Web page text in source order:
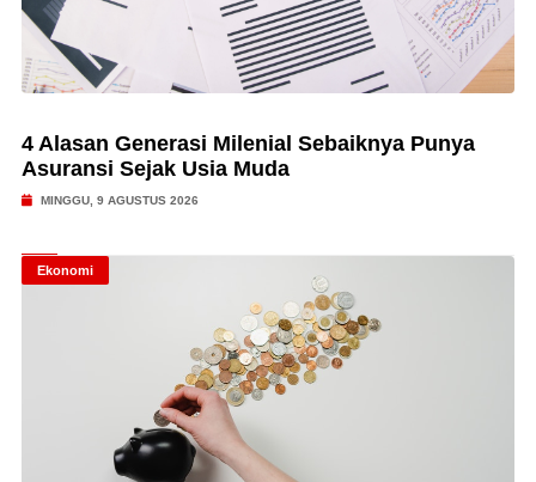
4 Alasan Generasi Milenial Sebaiknya Punya
Asuransi Sejak Usia Muda
MINGGU, 9 AGUSTUS 2026
Ekonomi